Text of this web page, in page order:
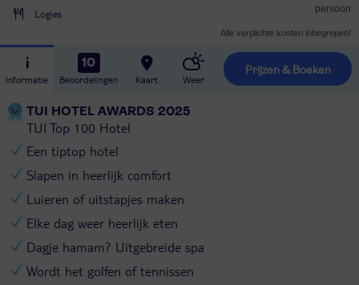
Logies
persoon
Alle verplichte kosten inbegrepen!
Informatie
10
Beoordelingen Kaart Weer
Prijzen & Boeken
TUI HOTEL AWARDS 2025
TUI Top 100 Hotel
Een tiptop hotel
Slapen in heerlijk comfort
Luieren of uitstapjes maken
Elke dag weer heerlijk eten
Dagje hamam? Uitgebreide spa
Wordt het golfen of tennissen